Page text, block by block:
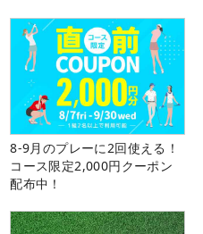
8-9月のプレーに2回使える！
コース限定2,000円クーポン
配布中！